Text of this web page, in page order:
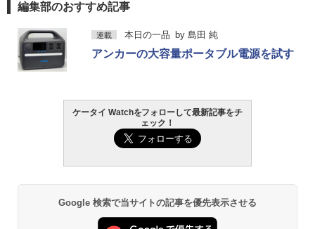
編集部のおすすめ記事
連載 本日の一品 by 島田 純
アンカーの大容量ポータブル電源を試す
ケータイ Watchをフォローして最新記事をチ
ェック！
Google 検索で当サイトの記事を優先表示させる